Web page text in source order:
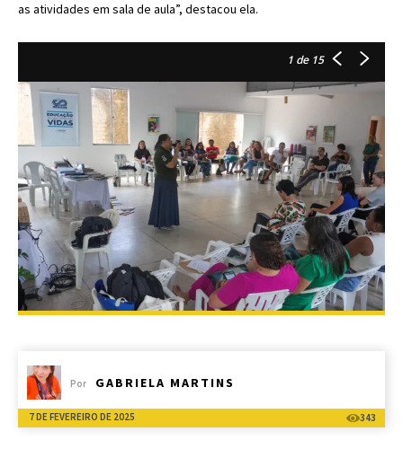
as atividades em sala de aula”, destacou ela.
1 de 15
Por GABRIELA MARTINS
7 DE FEVEREIRO DE 2025 343